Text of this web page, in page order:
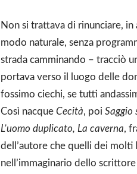
Non si trattava di rinunciare,
modo naturale, senza
strada camminando – tracciò
portava verso il luogo delle
fossimo ciechi, se tutti
Così nacque Cecità, poi Saggio
L’uomo duplicato, La caverna,
dell’autore che quelli dei
nell’immaginario dello